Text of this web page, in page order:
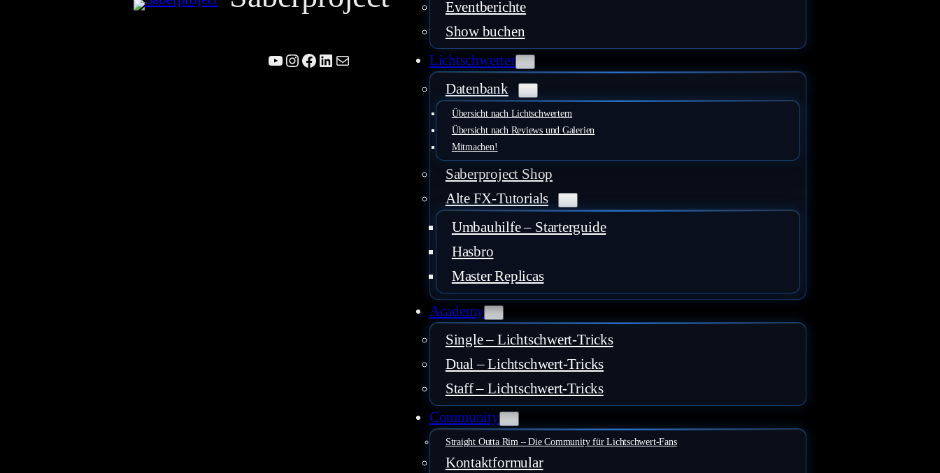
YouTube
Instagram
Facebook
LinkedIn
Mail
Eventberichte
Show buchen
Lichtschwerter
Datenbank
Übersicht nach Lichtschwertern
Übersicht nach Reviews und Galerien
Mitmachen!
Saberproject Shop
Alte FX-Tutorials
Umbauhilfe – Starterguide
Hasbro
Master Replicas
Academy
Single – Lichtschwert-Tricks
Dual – Lichtschwert-Tricks
Staff – Lichtschwert-Tricks
Community
Straight Outta Rim – Die Community für Lichtschwert-Fans
Kontaktformular